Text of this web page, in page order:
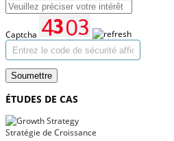
Captcha
Soumettre
ÉTUDES DE CAS
Stratégie de Croissance